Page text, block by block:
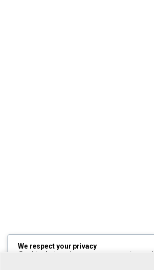
We respect your privacy
Cookies help us improve your experience,